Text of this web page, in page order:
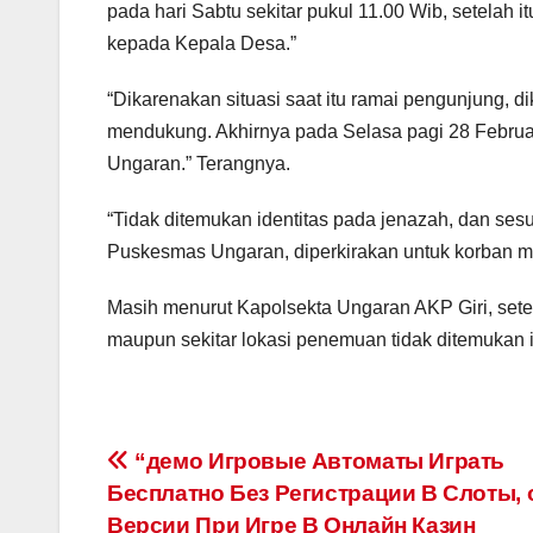
pada hari Sabtu sekitar pukul 11.00 Wib, setelah
kepada Kepala Desa.”
“Dikarenakan situasi saat itu ramai pengunjung,
mendukung. Akhirnya pada Selasa pagi 28
Ungaran.” Terangnya.
“Tidak ditemukan identitas pada jenazah, dan
Puskesmas Ungaran, diperkirakan untuk korban
Masih menurut Kapolsekta Ungaran AKP Giri,
maupun sekitar lokasi penemuan tidak ditemukan
Post
navigation
“демо Игровые Автоматы Играть
Бесплатно Без Регистрации В Слоты,
Версии При Игре В Онлайн Казин